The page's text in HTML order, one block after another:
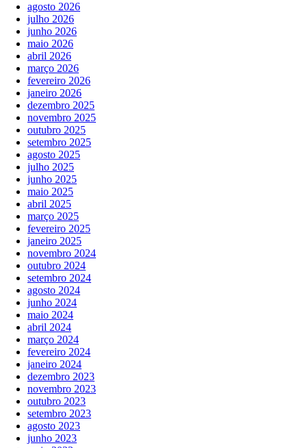
agosto 2026
julho 2026
junho 2026
maio 2026
abril 2026
março 2026
fevereiro 2026
janeiro 2026
dezembro 2025
novembro 2025
outubro 2025
setembro 2025
agosto 2025
julho 2025
junho 2025
maio 2025
abril 2025
março 2025
fevereiro 2025
janeiro 2025
novembro 2024
outubro 2024
setembro 2024
agosto 2024
junho 2024
maio 2024
abril 2024
março 2024
fevereiro 2024
janeiro 2024
dezembro 2023
novembro 2023
outubro 2023
setembro 2023
agosto 2023
junho 2023